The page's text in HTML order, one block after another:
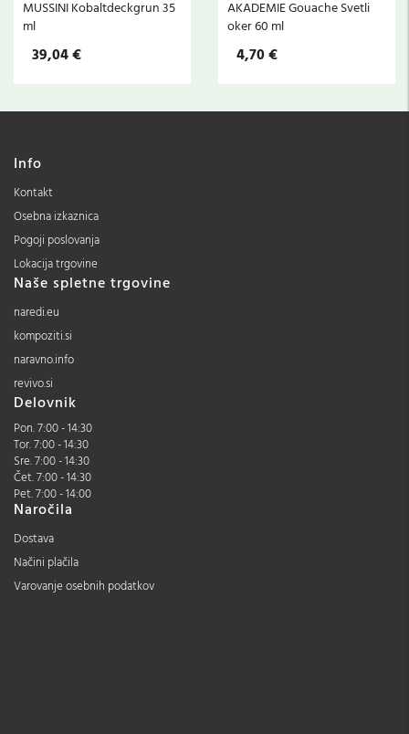
MUSSINI Kobaltdeckgrun 35
ml
39,04 €
AKADEMIE Gouache Svetli
oker 60 ml
4,70 €
Info
Kontakt
Osebna izkaznica
Pogoji poslovanja
Lokacija trgovine
Naše spletne trgovine
naredi.eu
kompoziti.si
naravno.info
revivo.si
Delovnik
Pon. 7:00 - 14:30
Tor. 7:00 - 14:30
Sre. 7:00 - 14:30
Čet. 7:00 - 14:30
Pet. 7:00 - 14:00
Naročila
Dostava
Načini plačila
Varovanje osebnih podatkov